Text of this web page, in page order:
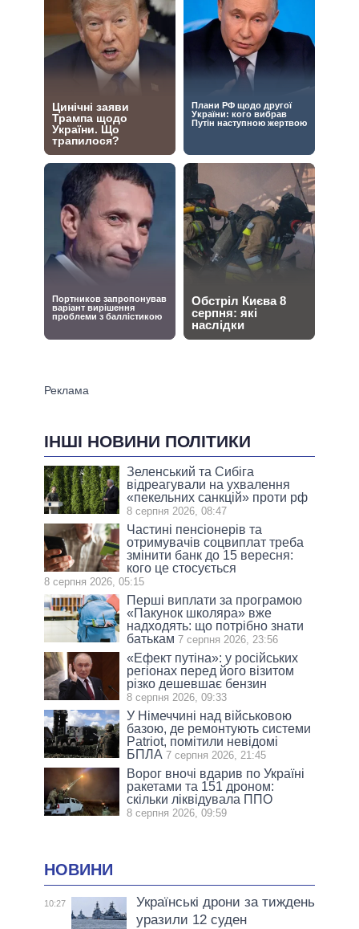
ІНШІ НОВИНИ ПОЛІТИКИ
Зеленський та Сибіга
відреагували на ухвалення
«пекельних санкцій» проти рф
8 серпня 2026, 08:47
Частині пенсіонерів та
отримувачів соцвиплат треба
змінити банк до 15 вересня:
кого це стосується
8 серпня 2026, 05:15
Перші виплати за програмою
«Пакунок школяра» вже
надходять: що потрібно знати
батькам 7 серпня 2026, 23:56
«Ефект путіна»: у російських
регіонах перед його візитом
різко дешевшає бензин
8 серпня 2026, 09:33
У Німеччині над військовою
базою, де ремонтують системи
Patriot, помітили невідомі
БПЛА 7 серпня 2026, 21:45
Ворог вночі вдарив по Україні
ракетами та 151 дроном:
скільки ліквідувала ППО
8 серпня 2026, 09:59
НОВИНИ
10:27
Українські дрони за тиждень
уразили 12 суден